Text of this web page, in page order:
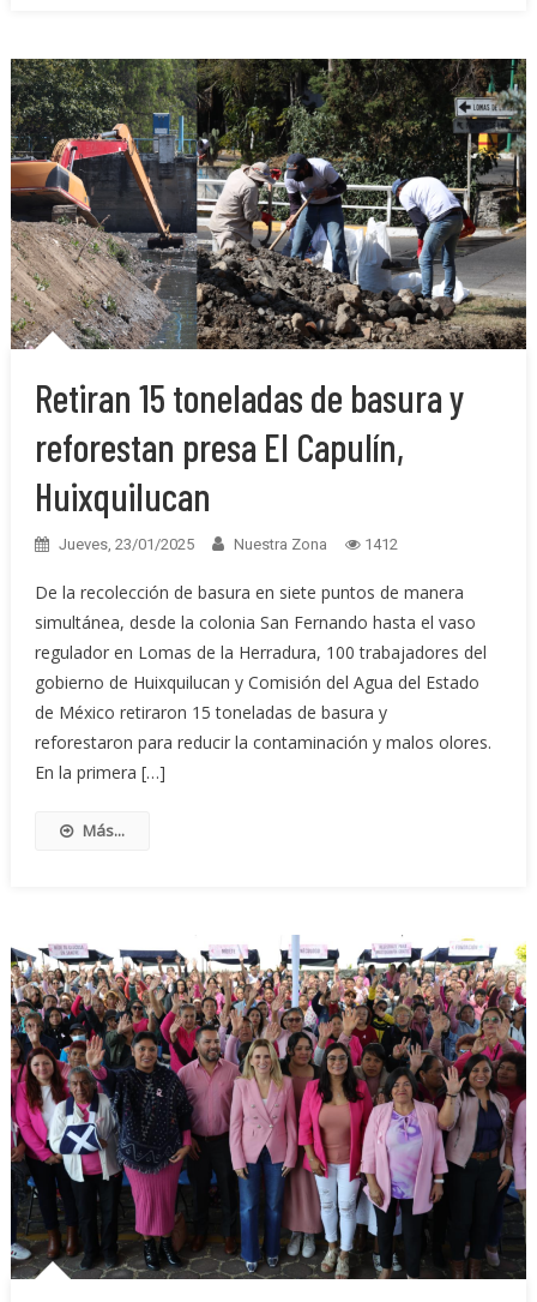
Retiran 15 toneladas de basura y
reforestan presa El Capulín,
Huixquilucan
Jueves, 23/01/2025 Nuestra Zona 1412
De la recolección de basura en siete puntos de manera
simultánea, desde la colonia San Fernando hasta el vaso
regulador en Lomas de la Herradura, 100 trabajadores del
gobierno de Huixquilucan y Comisión del Agua del Estado
de México retiraron 15 toneladas de basura y
reforestaron para reducir la contaminación y malos olores.
En la primera […]
Más...